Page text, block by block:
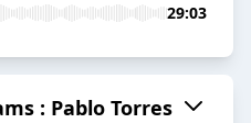
29:03
: Pablo Torres